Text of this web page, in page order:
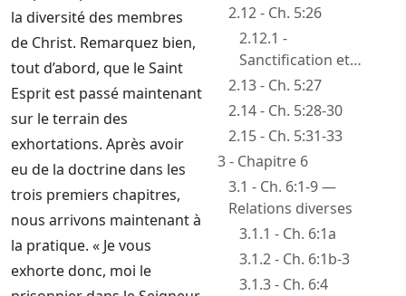
la diversité des membres
de Christ. Remarquez bien,
tout d’abord, que le Saint
Esprit est passé maintenant
sur le terrain des
exhortations. Après avoir
eu de la doctrine dans les
trois premiers chapitres,
nous arrivons maintenant à
la pratique. « Je vous
exhorte donc, moi le
2.12 - Ch. 5:26
2.12.1 -
Sanctification et
purification
2.13 - Ch. 5:27
2.14 - Ch. 5:28-30
2.15 - Ch. 5:31-33
3 - Chapitre 6
3.1 - Ch. 6:1-9 —
Relations diverses
3.1.1 - Ch. 6:1a
3.1.2 - Ch. 6:1b-3
3.1.3 - Ch. 6:4